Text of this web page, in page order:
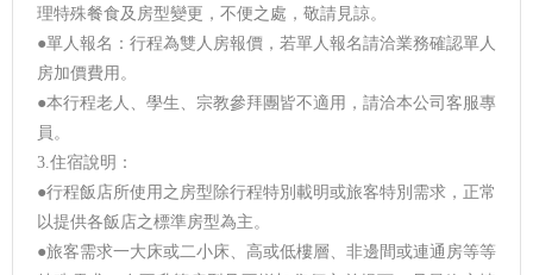
理特殊餐食及房型變更，不便之處，敬請見諒。
●單人報名：行程為雙人房報價，若單人報名請洽業務確認單人
房加價費用。
●本行程老人、學生、宗教參拜團皆不適用，請洽本公司客服專
員。
3.住宿說明：
●行程飯店所使用之房型除行程特別載明或旅客特別需求，正常
以提供各飯店之標準房型為主。
●旅客需求一大床或二小床、高或低樓層、非邊間或連通房等等